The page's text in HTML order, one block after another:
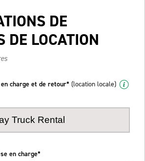
DE
DE LOCATION
charge et de retour* (location locale)
en charge*